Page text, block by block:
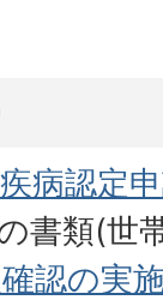
病認定
書類(世
認の実